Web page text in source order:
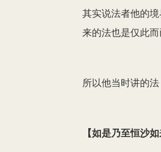
其实说法者他的
来的法也是仅此
所以他当时讲的
【如是乃至恒沙